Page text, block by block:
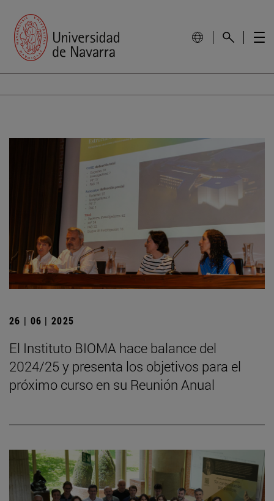
26 | 06 | 2025
El Instituto BIOMA hace balance del
2024/25 y presenta los objetivos para el
próximo curso en su Reunión Anual